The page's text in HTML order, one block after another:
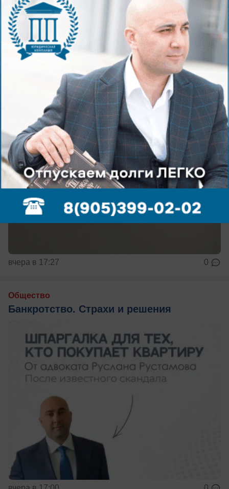
вчера в 18:30
Общество
В Волжском на целый день от света
вчера в 17:27 0
Общество
Банкротство. Страхи и решения